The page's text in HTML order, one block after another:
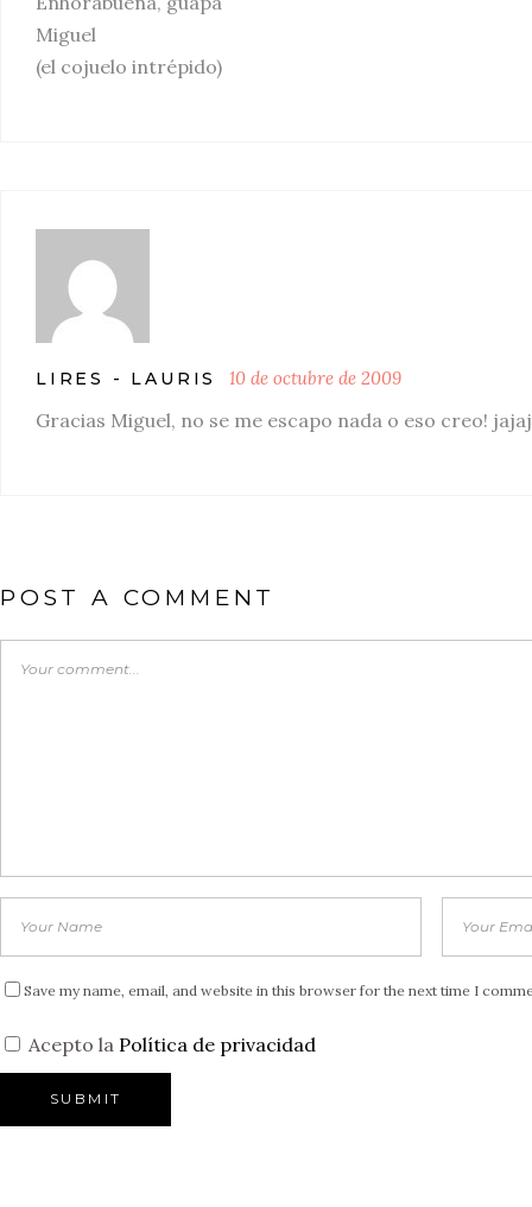
Miguel
(el cojuelo intrépido)
LIRES - LAURIS 10 de octubre de 2009
Gracias Miguel, no se me escapo nada o eso creo!
POST A COMMENT
Save my name, email, and website in this browser for the next time I
Acepto la Política de privacidad